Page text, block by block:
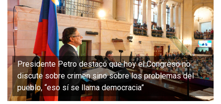
Presidente Petro destacó que hoy el Congreso no
discute sobre crimen sino sobre los problemas del
pueblo, “eso sí se llama democracia”